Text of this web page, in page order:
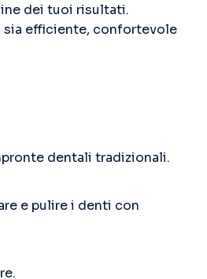
dei tuoi risultati.
sia efficiente, confortevole
dentali tradizionali.
e pulire i denti con